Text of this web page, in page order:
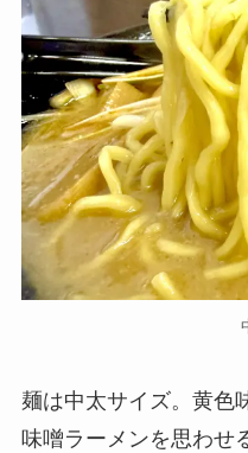
麺は中太サイズ。黄色
味噌ラーメンを思わせ